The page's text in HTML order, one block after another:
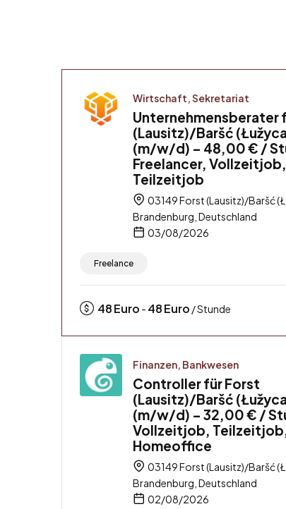
Wirtschaft, Sekretariat
Unternehmensberater
(Lausitz)/Baršć
(m/w/d) – 48,00 € /
Freelancer, Vollzeitjob,
Teilzeitjob
03149 Forst (Lausitz)/Baršć
Brandenburg, Deutschland
03/08/2026
Freelance
48Euro - 48Euro / Stunde
Finanzen, Bankwesen
Controller für Forst
(Lausitz)/Baršć
(m/w/d) – 32,00 € /
Vollzeitjob,
Homeoffice
03149 Forst (Lausitz)/Baršć
Brandenburg, Deutschland
02/08/2026